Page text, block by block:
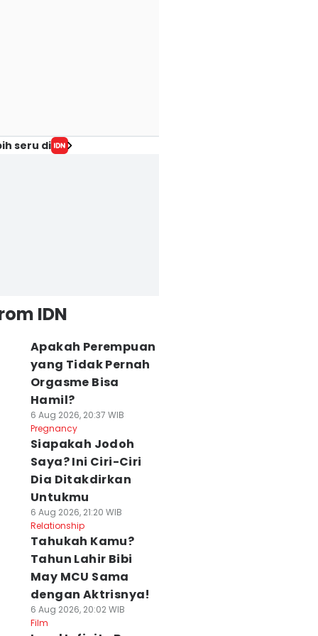
seru di
IDN
Apakah Perempuan
yang Tidak Pernah
Orgasme Bisa
Hamil?
6 Aug 2026, 20:37 WIB
Pregnancy
Siapakah Jodoh
Saya? Ini Ciri-Ciri
Dia Ditakdirkan
Untukmu
6 Aug 2026, 21:20 WIB
Relationship
Tahukah Kamu?
Tahun Lahir Bibi
May MCU Sama
dengan Aktrisnya!
6 Aug 2026, 20:02 WIB
Film